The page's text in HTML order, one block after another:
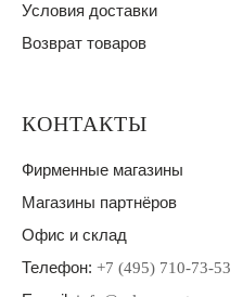
Условия доставки
Возврат товаров
КОНТАКТЫ
Фирменные магазины
Магазины партнёров
Офис и склад
Телефон: +7 (495) 710-73-53